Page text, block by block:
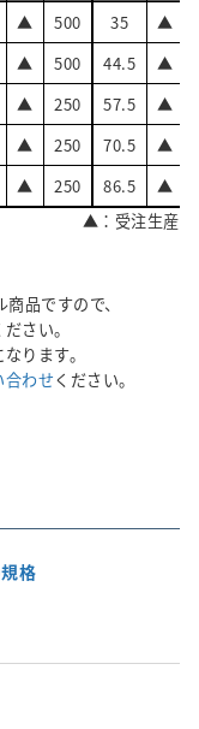
▲ 500 35 ▲
▲ 500 44.5 ▲
▲ 250 57.5 ▲
▲ 250 70.5 ▲
▲ 250 86.5 ▲
▲：受注生産
品ですので、
ださい。
ります。
合わせください。
格